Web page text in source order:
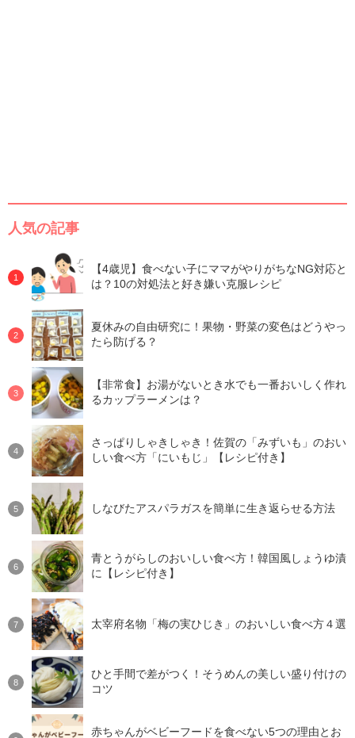
人気の記事
【4歳児】食べない子にママがやりがちなNG対応と
は？10の対処法と好き嫌い克服レシピ
夏休みの自由研究に！果物・野菜の変色はどうやっ
たら防げる？
【非常食】お湯がないとき水でも一番おいしく作れ
るカップラーメンは？
さっぱりしゃきしゃき！佐賀の「みずいも」のおい
しい食べ方「にいもじ」【レシピ付き】
しなびたアスパラガスを簡単に生き返らせる方法
青とうがらしのおいしい食べ方！韓国風しょうゆ漬
に【レシピ付き】
太宰府名物「梅の実ひじき」のおいしい食べ方４選
ひと手間で差がつく！そうめんの美しい盛り付けの
コツ
赤ちゃんがベビーフードを食べない5つの理由とお